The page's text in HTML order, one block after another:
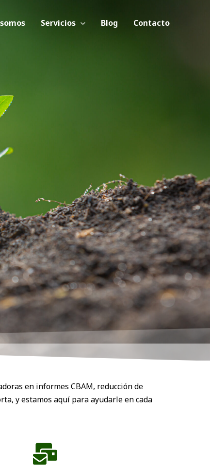
Servicios Blog Contacto
en informes CBAM, reducción de
y estamos aquí para ayudarle en cada